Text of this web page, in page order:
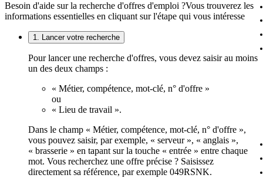
Besoin d'aide sur la recherche d'offres d'emploi ?Vous trouverez les
informations essentielles en cliquant sur l'étape qui vous intéresse
1. Lancer votre recherche
Pour lancer une recherche d'offres, vous devez saisir au moins
un des deux champs :
« Métier, compétence, mot-clé, n° d'offre »
ou
« Lieu de travail ».
Dans le champ « Métier, compétence, mot-clé, n° d'offre »,
vous pouvez saisir, par exemple, « serveur », « anglais »,
« brasserie » en tapant sur la touche « entrée » entre chaque
mot. Vous recherchez une offre précise ? Saisissez
directement sa référence, par exemple 049RSNK.